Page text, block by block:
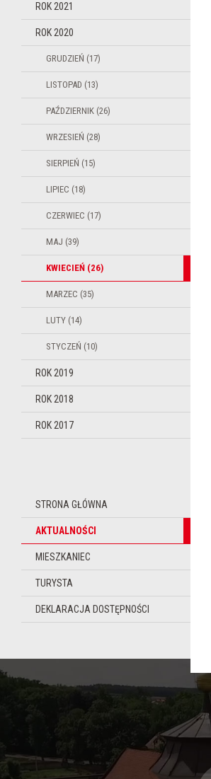
ROK 2021
ROK 2020
GRUDZIEŃ (17)
LISTOPAD (13)
PAŹDZIERNIK (26)
WRZESIEŃ (28)
SIERPIEŃ (15)
LIPIEC (18)
CZERWIEC (17)
MAJ (39)
KWIECIEŃ (26)
MARZEC (35)
LUTY (14)
STYCZEŃ (10)
ROK 2019
ROK 2018
ROK 2017
STRONA GŁÓWNA
AKTUALNOŚCI
MIESZKANIEC
TURYSTA
DEKLARACJA DOSTĘPNOŚCI